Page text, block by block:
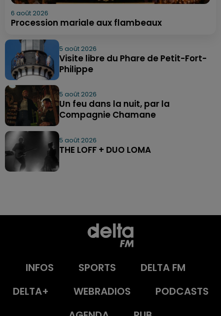
6 août 2026
Procession mariale aux flambeaux
5 août 2026
Visite libre du Phare de Petit-Fort-
Philippe
5 août 2026
Un feu dans la nuit, par la
Compagnie Chamane
5 août 2026
THE LOFF + DUO LOMA
INFOS SPORTS
DELTA FM
DELTA+
WEBRADIOS
PODCASTS